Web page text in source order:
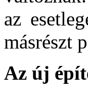
az
másrészt
Az új